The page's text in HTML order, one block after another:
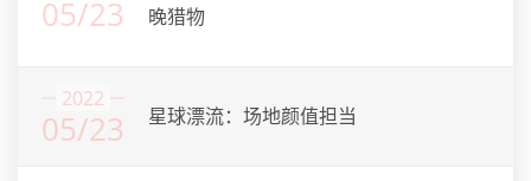
05/23
晚猎物
2022
05/23 星球漂流：场地颜值担当